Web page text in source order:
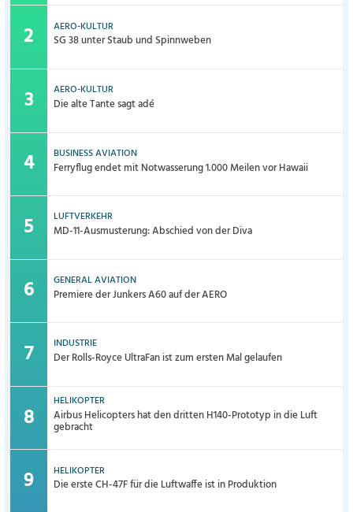
AERO-KULTUR
SG 38 unter Staub und Spinnweben
AERO-KULTUR
Die alte Tante sagt adé
BUSINESS AVIATION
Ferryflug endet mit Notwasserung 1.000 Meilen vor Hawaii
LUFTVERKEHR
MD-11-Ausmusterung: Abschied von der Diva
GENERAL AVIATION
Premiere der Junkers A60 auf der AERO
INDUSTRIE
Der Rolls-Royce UltraFan ist zum ersten Mal gelaufen
HELIKOPTER
Airbus Helicopters hat den dritten H140-Prototyp in die Luft
gebracht
HELIKOPTER
Die erste CH-47F für die Luftwaffe ist in Produktion